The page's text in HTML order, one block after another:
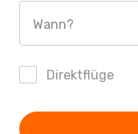
Wann?
Direktflüge